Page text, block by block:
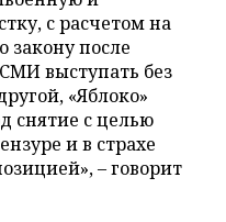
с расчетом на
после
выступать без
«Яблоко»
снятие с целью
и в страхе
– говорит